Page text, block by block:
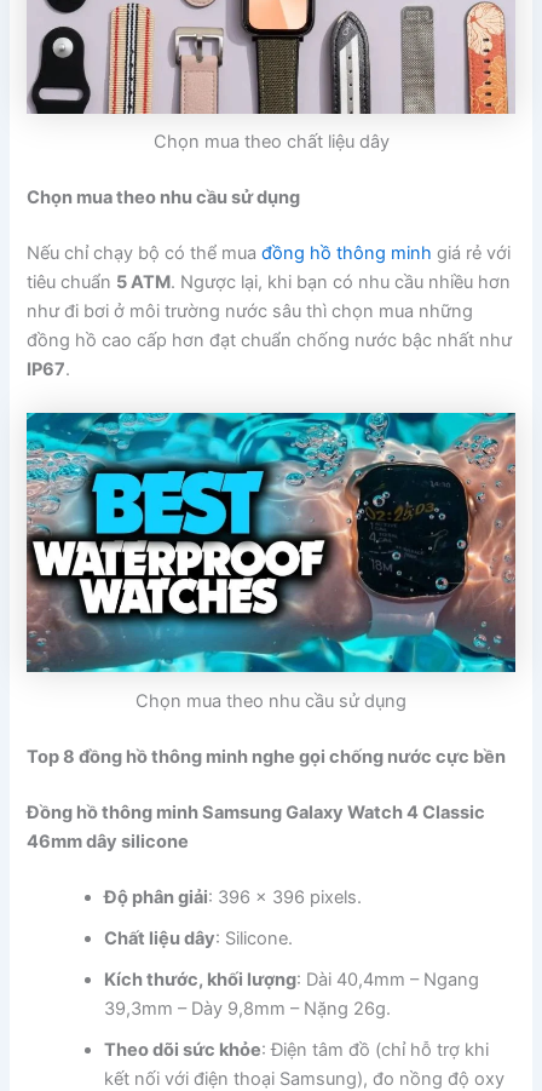
Chọn mua theo chất liệu dây
Chọn mua theo nhu cầu sử dụng
Nếu chỉ chạy bộ có thể muađồng hồ thông minh giá rẻ với
tiêu chuẩn 5 ATM. Ngược lại, khi bạn có nhu cầu nhiều hơn
như đi bơi ở môi trường nước sâu thì chọn mua những
đồng hồ cao cấp hơn đạt chuẩn chống nước bậc nhất như
IP67.
Chọn mua theo nhu cầu sử dụng
Top 8 đồng hồ thông minh nghe gọi chống nước cực bền
Đồng hồ thông minh Samsung Galaxy Watch 4 Classic
46mm dây silicone
Độ phân giải: 396 x 396 pixels.
Chất liệu dây: Silicone.
Kích thước, khối lượng: Dài 40,4mm – Ngang
39,3mm – Dày 9,8mm – Nặng 26g.
Theo dõi sức khỏe: Điện tâm đồ (chỉ hỗ trợ khi
kết nối với điện thoại Samsung), đo nồng độ oxy